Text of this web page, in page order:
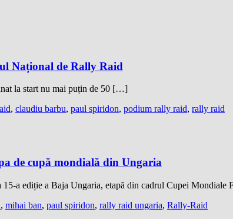
Național de Rally Raid
la start nu mai puțin de 50 […]
, claudiu barbu, paul spiridon, podium rally raid, rally raid
de cupă mondială din Ungaria
a ediție a Baja Ungaria, etapă din cadrul Cupei
, mihai ban, paul spiridon, rally raid ungaria, Rally-Raid